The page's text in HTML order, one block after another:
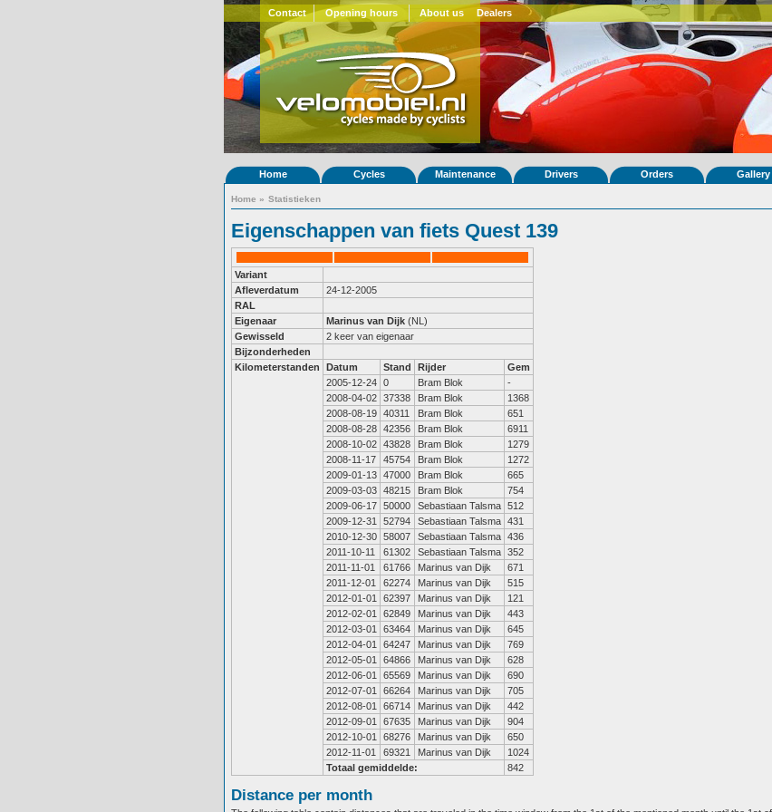
Contact Opening hours About us Dealers
Home Cycles Maintenance Drivers Orders Gallery
Home » Statistieken
Eigenschappen van fiets Quest 139
Variant
Afleverdatum
24-12-2005
RAL
Eigenaar
Marinus van Dijk (NL)
Gewisseld
2 keer van eigenaar
Bijzonderheden
Kilometerstanden
Datum Stand Rijder
Gem
2005-12-24 0 Bram Blok
-
2008-04-02 37338 Bram Blok
1368
2008-08-19 40311 Bram Blok
651
2008-08-28 42356 Bram Blok
6911
2008-10-02 43828 Bram Blok
1279
2008-11-17
45754 Bram Blok
1272
2009-01-13 47000 Bram Blok
665
2009-03-03 48215 Bram Blok
754
2009-06-17 50000 Sebastiaan Talsma 512
2009-12-31
52794 Sebastiaan Talsma 431
2010-12-30 58007 Sebastiaan Talsma 436
2011-10-11
61302 Sebastiaan Talsma 352
2011-11-01
61766 Marinus van Dijk
671
2011-12-01
62274 Marinus van Dijk
515
2012-01-01
62397 Marinus van Dijk
121
2012-02-01
62849 Marinus van Dijk
443
2012-03-01
63464 Marinus van Dijk
645
2012-04-01
64247 Marinus van Dijk
769
2012-05-01
64866 Marinus van Dijk
628
2012-06-01
65569 Marinus van Dijk
690
2012-07-01
66264 Marinus van Dijk
705
2012-08-01
66714 Marinus van Dijk
442
2012-09-01
67635 Marinus van Dijk
904
2012-10-01
68276 Marinus van Dijk
650
2012-11-01
69321 Marinus van Dijk
1024
Totaal gemiddelde:
842
Distance per month